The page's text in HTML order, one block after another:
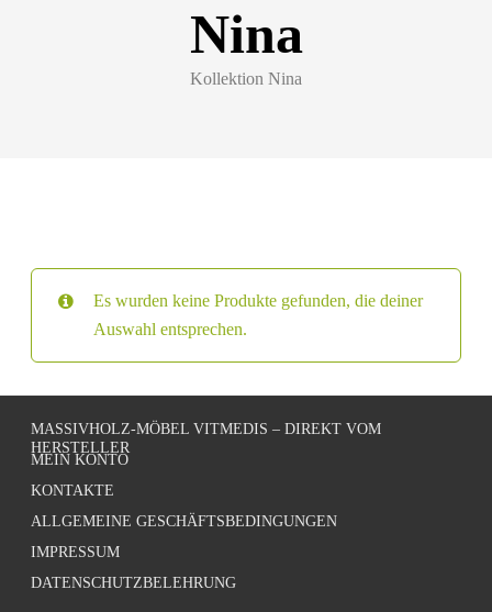
Nina
Kollektion Nina
Es wurden keine Produkte gefunden, die deiner
Auswahl entsprechen.
MASSIVHOLZ-MÖBEL VITMEDIS – DIREKT VOM
HERSTELLER
MEIN KONTO
KONTAKTE
ALLGEMEINE GESCHÄFTSBEDINGUNGEN
IMPRESSUM
DATENSCHUTZBELEHRUNG